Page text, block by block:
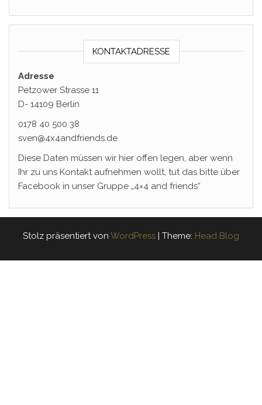
KONTAKTADRESSE
Adresse
Petzower Strasse 11
D- 14109 Berlin
0178 40 500 38
sven@4x4andfriends.de
Diese Daten müssen wir hier offen legen, aber wenn
Ihr zu uns Kontakt aufnehmen wollt, tut das bitte über
Facebook in unser Gruppe „4×4 and friends“
Stolz präsentiert von WordPress | Theme: Head Blog